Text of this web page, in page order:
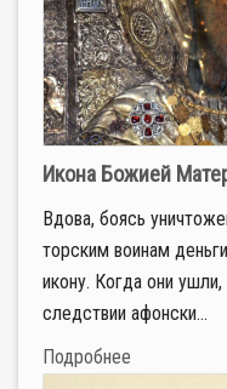
Икона Божией
Вдо­ва, бо­ясь
тор­ским во­и­нам
ико­ну. Ко­гда они
след­ствии афон­ски...
Подробнее